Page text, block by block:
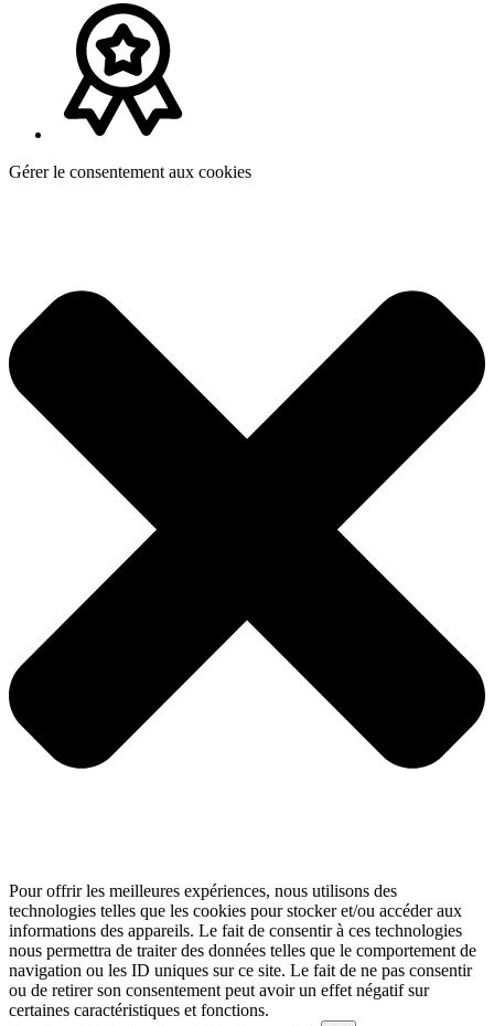
Gérer le consentement aux cookies
Pour offrir les meilleures expériences, nous utilisons des
technologies telles que les cookies pour stocker et/ou accéder aux
informations des appareils. Le fait de consentir à ces technologies
nous permettra de traiter des données telles que le comportement de
navigation ou les ID uniques sur ce site. Le fait de ne pas consentir
ou de retirer son consentement peut avoir un effet négatif sur
certaines caractéristiques et fonctions.